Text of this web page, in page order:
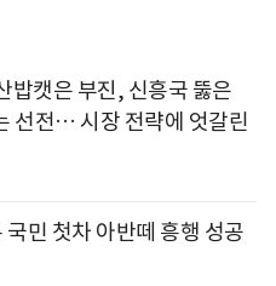
밥캣은 부진, 신흥국 뚫은
선전… 시장 전략에 엇갈린
국민 첫차 아반떼 흥행 성공